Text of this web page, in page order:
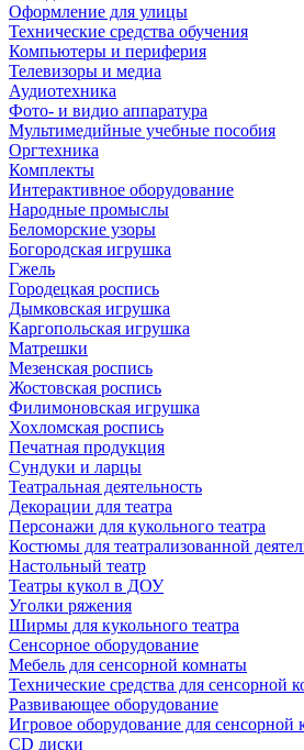
Оформление для улицы
Технические средства обучения
Компьютеры и периферия
Телевизоры и медиа
Аудиотехника
Фото- и видио аппаратура
Мультимедийные учебные пособия
Оргтехника
Комплекты
Интерактивное оборудование
Народные промыслы
Беломорские узоры
Богородская игрушка
Гжель
Городецкая роспись
Дымковская игрушка
Каргопольская игрушка
Матрешки
Мезенская роспись
Жостовская роспись
Филимоновская игрушка
Хохломская роспись
Печатная продукция
Сундуки и ларцы
Театральная деятельность
Декорации для театра
Персонажи для кукольного театра
Костюмы для театрализованной
Настольный театр
Театры кукол в ДОУ
Уголки ряжения
Ширмы для кукольного театра
Сенсорное оборудование
Мебель для сенсорной комнаты
Технические средства для сенсорной
Развивающее оборудование
Игровое оборудование для сенсорной
CD диски